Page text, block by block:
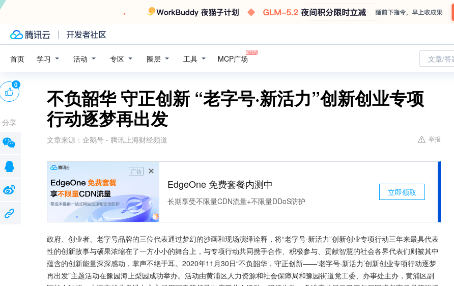
首页 学习 活动 专区 圈层 工具 MCP广场 文章/答
不负韶华 守正创新 “老字号·新活力”创新创业专项
行动逐梦再出发
文章来源： 企鹅号 - 腾讯上海财经频道 举报
广告
EdgeOne 免费套餐内测中
长期享受不限量CDN流量+不限量DDoS防护
立即领取
政府、创业者、老字号品牌的三位代表通过梦幻的沙画和现场演绎诠释，将“老字号·新活力”创新创业专项行动三年来最具代表
性的创新故事与硕果浓缩在了一方小小的舞台上，与专项行动共同携手合作、积极参与、贡献智慧的社会各界代表们则被其中
蕴含的创新能量深深感动，掌声不绝于耳。2020年11月30日“不负韶华，守正创新——‘老字号·新活力’创新创业专项行动逐梦
再出发”主题活动在豫园海上梨园成功举办。活动由黄浦区人力资源和社会保障局和豫园街道党工委、办事处主办，黄浦区副
0
分享